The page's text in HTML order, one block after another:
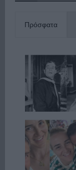
Πρόσφατα